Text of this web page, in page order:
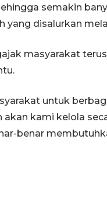
semakin
yang disalurkan
masyarakat
untuk
kami kelola
benar